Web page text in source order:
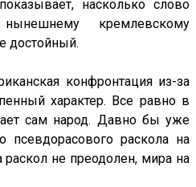
насколько слово
кремлевскому
достойный.
конфронтация из-за
характер. Все равно в
сам народ. Давно бы уже
псевдорасового раскола на
раскол не преодолен, мира на